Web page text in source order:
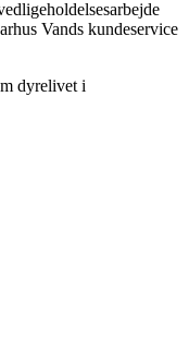
Vands kundeservice
dyrelivet i